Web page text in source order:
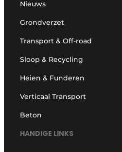
Nieuws
Grondverzet
Transport & Off-road
Sloop & Recycling
Heien & Funderen
Verticaal Transport
Beton
HANDIGE LINKS